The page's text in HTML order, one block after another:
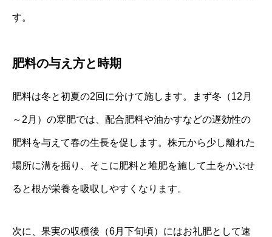
す。
肥料の与え方と時期
肥料は冬と初夏の2回に分けて施します。まず冬（12月
～2月）の寒肥では、配合肥料や油かすなどの遅効性の
肥料を与えて春の生長を促します。株元から少し離れた
場所に溝を掘り、そこに肥料と堆肥を施して土をかぶせ
ると根が栄養を吸収しやすくなります。
次に、果実の収穫後（6月下旬頃）にはお礼肥として速